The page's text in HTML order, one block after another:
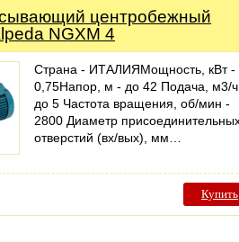
центробежный
NGXM 4
Страна - ИТАЛИЯМощность, кВт -
0,75Напор, м - до 42 Подача, м3/
до 5 Частота вращения, об/мин -
2800 Диаметр
отверстий (вх/вых), мм…
Купить